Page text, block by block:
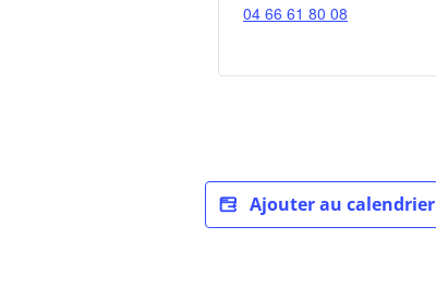
04 66 61 80 08
Ajouter au calendrier